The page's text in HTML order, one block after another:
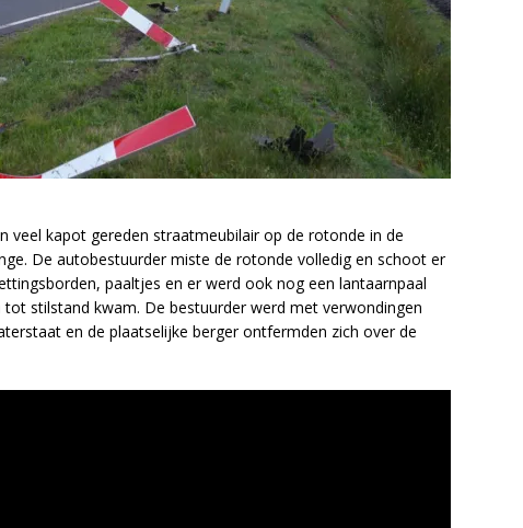
veel kapot gereden straatmeubilair op de rotonde in de
De autobestuurder miste de rotonde volledig en schoot er
paaltjes en er werd ook nog een lantaarnpaal
stilstand kwam. De bestuurder werd met verwondingen
en de plaatselijke berger ontfermden zich over de